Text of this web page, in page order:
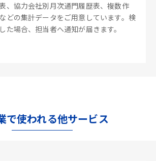
、協力会社別月次通門履歴表、複数作
どの集計データをご用意しています。検
た場合、担当者へ通知が届きます。
で使われる他サービス